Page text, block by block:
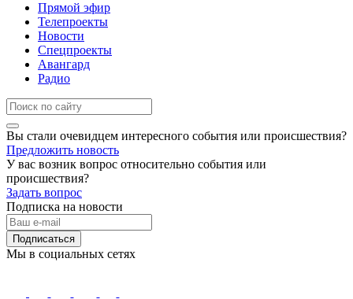
Прямой эфир
Телепроекты
Новости
Спецпроекты
Авангард
Радио
Вы стали очевидцем интересного события или происшествия?
Предложить новость
У вас возник вопрос относительно события или
происшествия?
Задать вопрос
Подписка на новости
Подписаться
Мы в социальных сетях